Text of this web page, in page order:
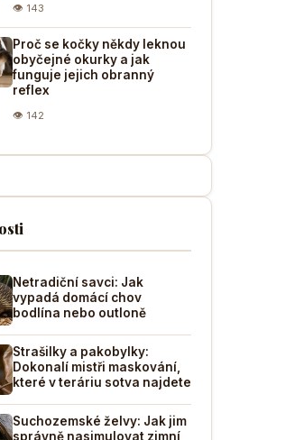
👁 143
Proč se kočky někdy leknou
obyčejné okurky a jak
funguje jejich obranný
reflex
👁 142
Netradiční savci: Jak
vypadá domácí chov
bodlína nebo outloně
Strašilky a pakobylky:
Dokonalí mistři maskování,
které v teráriu sotva najdete
Suchozemské želvy: Jak jim
správně nasimulovat zimní